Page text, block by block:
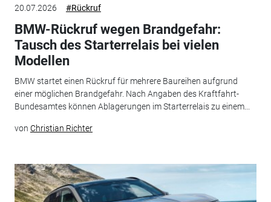
20.07.2026 #Rückruf
BMW-Rückruf wegen Brandgefahr:
Tausch des Starterrelais bei vielen
Modellen
BMW startet einen Rückruf für mehrere Baureihen aufgrund
einer möglichen Brandgefahr. Nach Angaben des Kraftfahrt-
Bundesamtes können Ablagerungen im Starterrelais zu einem...
von Christian Richter